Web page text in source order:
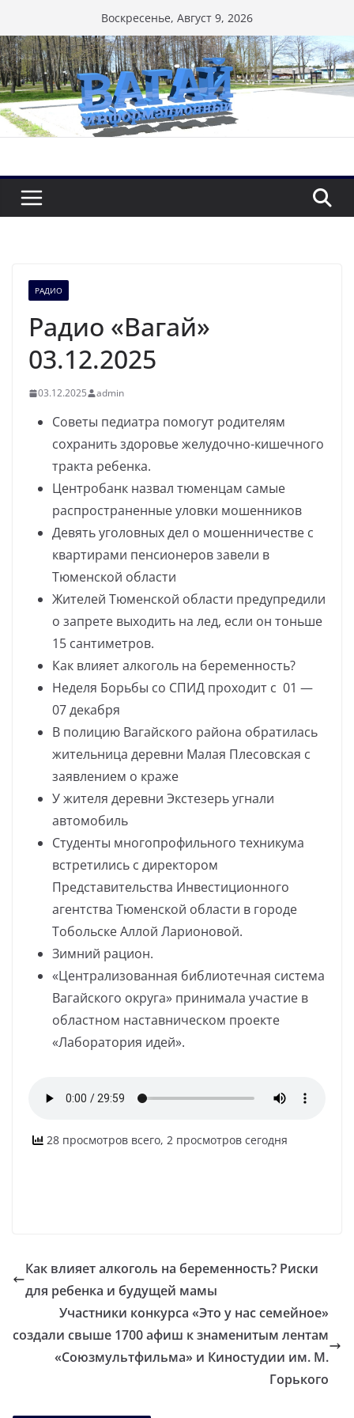
к
содержимому
Воскресенье, Август 9, 2026
РАДИО
Радио «Вагай»
03.12.2025
03.12.2025 admin
Советы педиатра помогут родителям
сохранить здоровье желудочно-кишечного
тракта ребенка.
Центробанк назвал тюменцам самые
распространенные уловки мошенников
Девять уголовных дел о мошенничестве с
квартирами пенсионеров завели в
Тюменской области
Жителей Тюменской области предупредили
о запрете выходить на лед, если он тоньше
15 сантиметров.
Как влияет алкоголь на беременность?
Неделя Борьбы со СПИД проходит с 01 —
07 декабря
В полицию Вагайского района обратилась
жительница деревни Малая Плесовская с
заявлением о краже
У жителя деревни Экстезерь угнали
автомобиль
Студенты многопрофильного техникума
встретились с директором
Представительства Инвестиционного
агентства Тюменской области в городе
Тобольске Аллой Ларионовой.
Зимний рацион.
«Централизованная библиотечная система
Вагайского округа» принимала участие в
областном наставническом проекте
«Лаборатория идей».
28 просмотров всего, 2 просмотров сегодня
Как влияет алкоголь на беременность? Риски
для ребенка и будущей мамы
Участники конкурса «Это у нас семейное»
создали свыше 1700 афиш к знаменитым лентам
«Союзмультфильма» и Киностудии им. М.
Горького